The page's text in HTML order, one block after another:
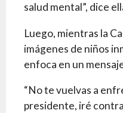
salud mental”, dice
Luego, mientras la
imágenes de niños
enfoca en un
“No te vuelvas a
presidente, iré